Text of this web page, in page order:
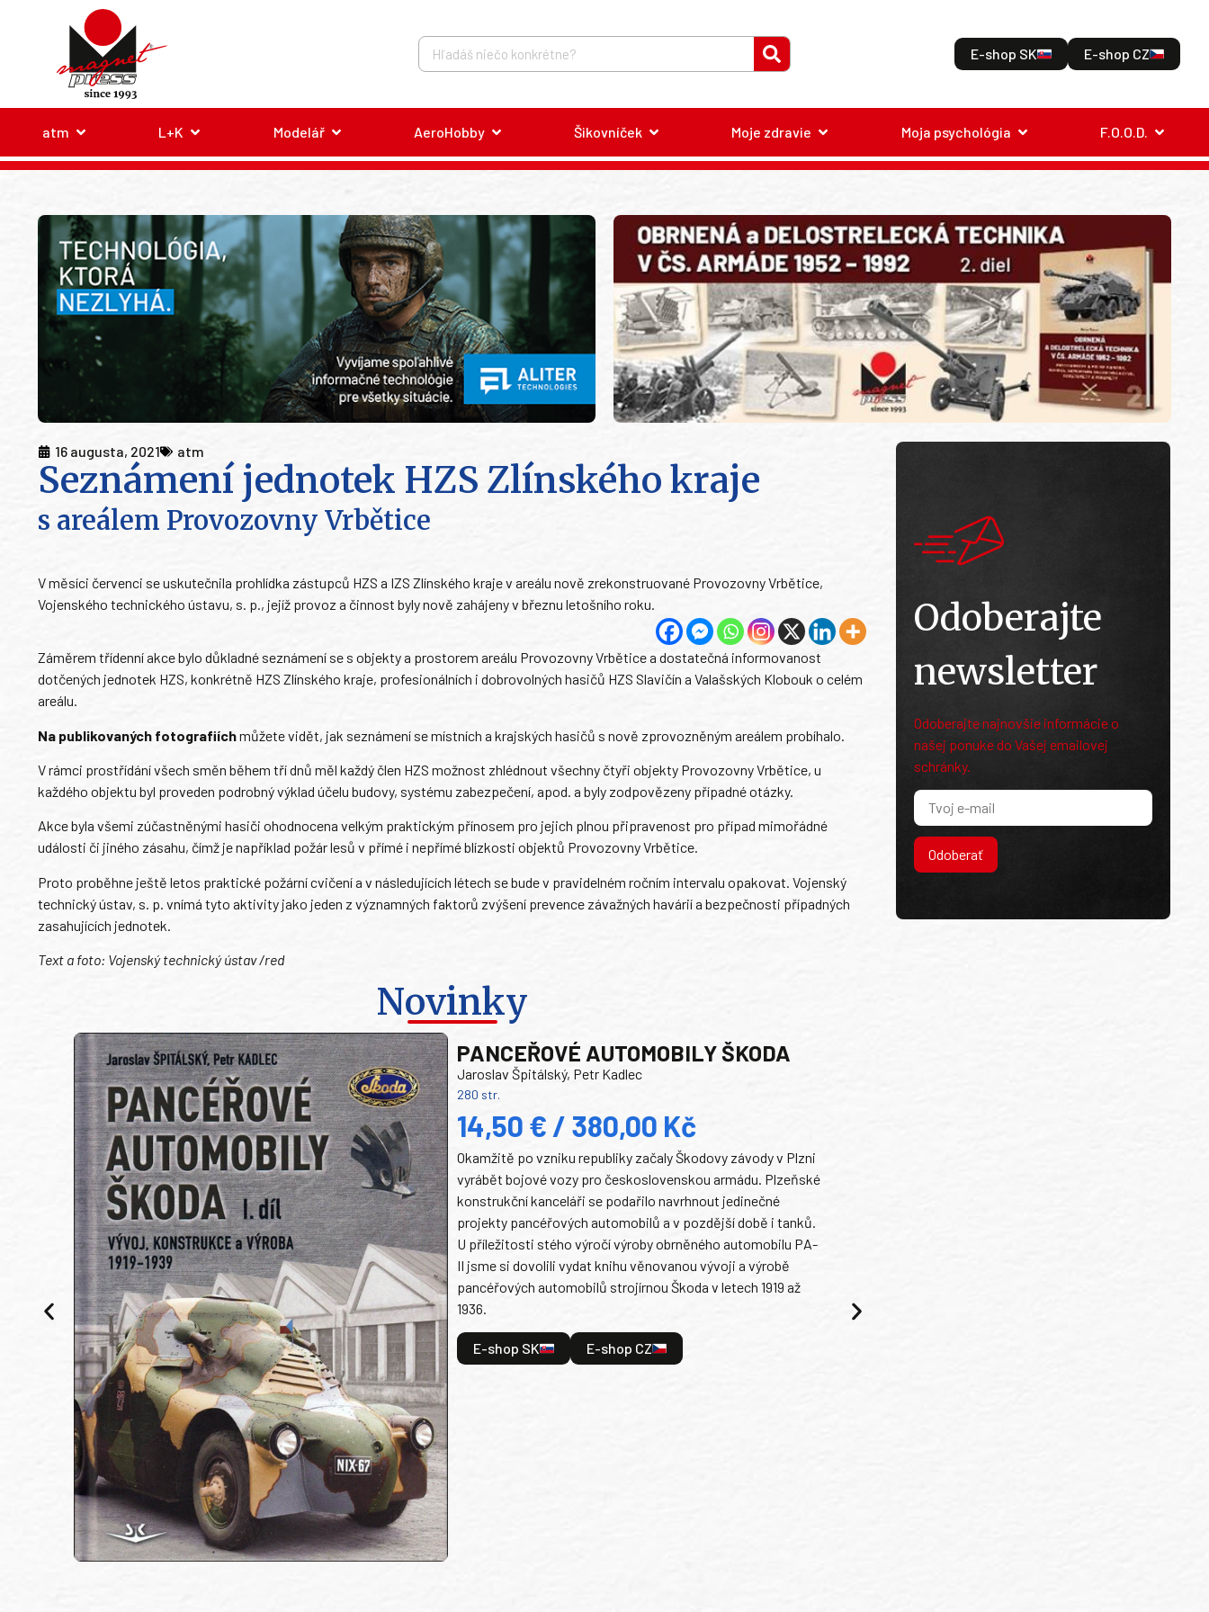
E-shop SK E-shop CZ
atm L+K Modelář AeroHobby Šikovníček Moje zdravie Moja psychológia F.O.O.D.
16 augusta, 2021 atm
Seznámení jednotek HZS Zlínského kraje
s areálem Provozovny Vrbětice
V měsíci červenci se uskutečnila prohlídka zástupců HZS a IZS Zlínského kraje v areálu nově zrekonstruované Provozovny Vrbětice,
Vojenského technického ústavu, s. p., jejíž provoz a činnost byly nově zahájeny v březnu letošního roku.
Záměrem třídenní akce bylo důkladné seznámení se s objekty a prostorem areálu Provozovny Vrbětice a dostatečná informovanost
dotčených jednotek HZS, konkrétně HZS Zlínského kraje, profesionálních i dobrovolných hasičů HZS Slavičín a Valašských Klobouk o celém
areálu.
Na publikovaných fotografiíchmůžete vidět, jak seznámení se místních a krajských hasičů s nově zprovozněným areálem probíhalo.
V rámci prostřídání všech směn během tří dnů měl každý člen HZS možnost zhlédnout všechny čtyři objekty Provozovny Vrbětice, u
každého objektu byl proveden podrobný výklad účelu budovy, systému zabezpečení, apod. a byly zodpovězeny případné otázky.
Akce byla všemi zúčastněnými hasiči ohodnocena velkým praktickým přínosem pro jejich plnou připravenost pro případ mimořádné
události či jiného zásahu, čímž je například požár lesů v přímé i nepřímé blízkosti objektů Provozovny Vrbětice.
Proto proběhne ještě letos praktické požární cvičení a v následujících létech se bude v pravidelném ročním intervalu opakovat. Vojenský
technický ústav, s. p. vnímá tyto aktivity jako jeden z významných faktorů zvýšení prevence závažných havárií a bezpečnosti případných
zasahujících jednotek.
Text a foto: Vojenský technický ústav /red
Novinky
PANCEŘOVÉ AUTOMOBILY ŠKODA
Jaroslav Špitálský, Petr Kadlec
280 str.
14,50 € / 380,00 Kč
Okamžitě po vzniku republiky začaly Škodovy závody v Plzni
vyrábět bojové vozy pro československou armádu. Plzeňské
konstrukční kanceláři se podařilo navrhnout jedinečné
projekty pancéřových automobilů a v pozdější době i tanků.
U příležitosti stého výročí výroby obrněného automobilu PA-
II jsme si dovolili vydat knihu věnovanou vývoji a výrobě
pancéřových automobilů strojírnou Škoda v letech 1919 až
1936.
E-shop SK E-shop CZ
Odoberajte
newsletter
Odoberajte najnovšie informácie o
našej ponuke do Vašej emailovej
schránky.
Odoberať